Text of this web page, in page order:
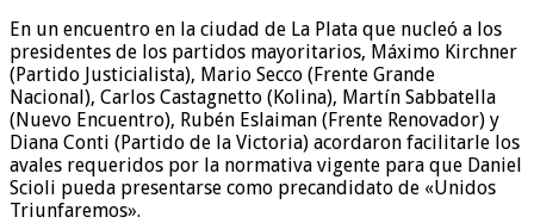
En un encuentro en la ciudad de La Plata que nucleó a los
presidentes de los partidos mayoritarios, Máximo Kirchner
(Partido Justicialista), Mario Secco (Frente Grande
Nacional), Carlos Castagnetto (Kolina), Martín Sabbatella
(Nuevo Encuentro), Rubén Eslaiman (Frente Renovador) y
Diana Conti (Partido de la Victoria) acordaron facilitarle los
avales requeridos por la normativa vigente para que Daniel
Scioli pueda presentarse como precandidato de «Unidos
Triunfaremos».